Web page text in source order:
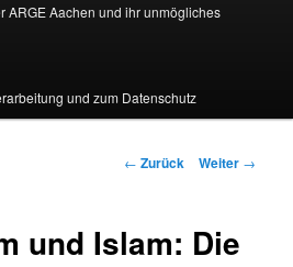
ARGE Aachen und ihr unmögliches
und zum Datenschutz
Beitragsnavigation
← Zurück Weiter →
und Islam: Die